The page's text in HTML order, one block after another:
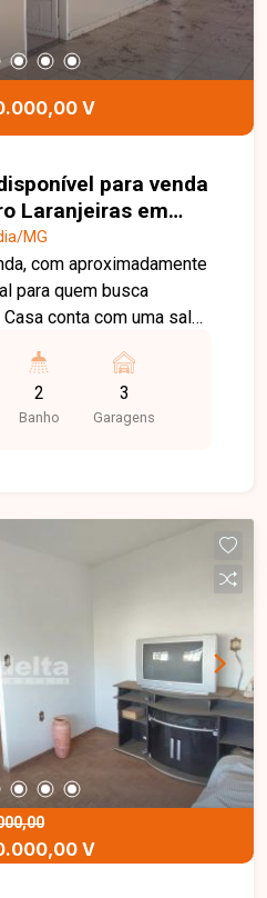
V
para venda
Laranjeiras em
MG
com aproximadamente
para quem busca
uma sala
são funcionais e
possui vaga para 3
para maior segurança.
2
Banho
3
Garagens
V